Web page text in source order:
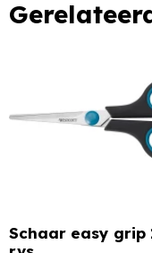
Schaar easy grip